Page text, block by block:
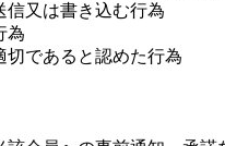
信又は書き込む行為
為
切であると認めた行為